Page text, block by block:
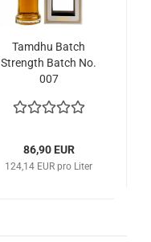
Tamdhu Batch
Strength Batch No.
007
86,90 EUR
124,14 EUR pro Liter